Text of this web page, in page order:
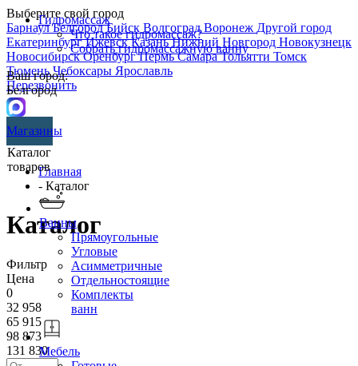
Выберите свой город
БарнаулБелгородБийск ВолгоградВоронеж Другой город
ЕкатеринбургИжевскКазаньНижний Новгород Новокузнецк
НовосибирскОренбургПермьСамараТольятти Томск
ТюменьЧебоксары Ярославль
Перезвонить
Гидромассаж
Что такое гидромассаж?
Собрать гидромассажную ванну
Ваш город:
Белгород
Магазины
Каталог
товаров
Ванны
Прямоугольные
Угловые
Асимметричные
Отдельностоящие
Комплекты
ванн
Мебель
Главная
- Каталог
Каталог
Фильтр
Цена
0
32 958
65 915
98 873
131 830